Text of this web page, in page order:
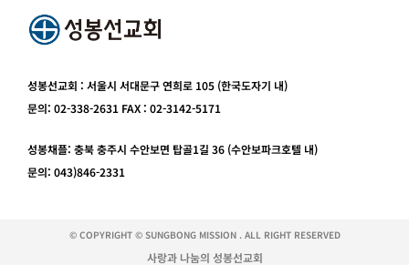
성봉선교회 : 서울시 서대문구 연희로 105 (한국도자기 내)
문의: 02-338-2631 FAX : 02-3142-5171
성봉채플: 충북 충주시 수안보면 탑골1길 36 (수안보파크호텔 내)
문의: 043)846-2331
© COPYRIGHT © SUNGBONG MISSION . ALL RIGHT RESERVED
사랑과 나눔의 성봉선교회